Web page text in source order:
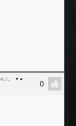
#181